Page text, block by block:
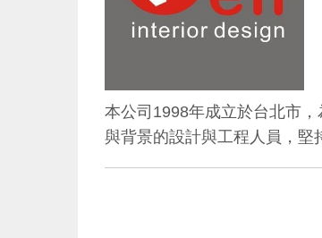
本公司1998年成立於台北市
與背景的設計與工程人員，堅